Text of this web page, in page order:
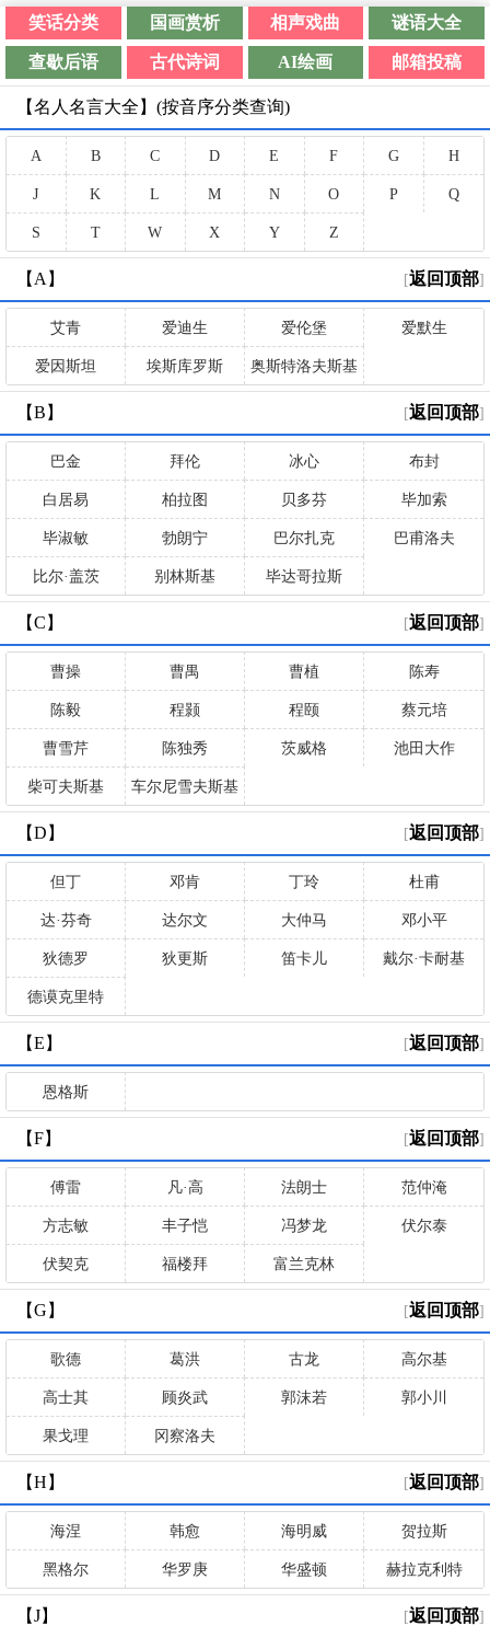
笑话分类 国画赏析 相声戏曲 谜语大全
查歇后语 古代诗词 AI绘画 邮箱投稿
【名人名言大全】(按音序分类查询)
A B C D E F G H
J K L M N O P Q
S T W X Y Z
【A】 [返回顶部]
艾青 爱迪生 爱伦堡 爱默生
爱因斯坦 埃斯库罗斯 奥斯特洛夫斯基
【B】 [返回顶部]
巴金 拜伦 冰心 布封
白居易 柏拉图 贝多芬 毕加索
毕淑敏 勃朗宁 巴尔扎克 巴甫洛夫
比尔·盖茨 别林斯基 毕达哥拉斯
【C】 [返回顶部]
曹操 曹禺 曹植 陈寿
陈毅 程颢 程颐 蔡元培
曹雪芹 陈独秀 茨威格 池田大作
柴可夫斯基 车尔尼雪夫斯基
【D】 [返回顶部]
但丁 邓肯 丁玲 杜甫
达·芬奇 达尔文 大仲马 邓小平
狄德罗 狄更斯 笛卡儿 戴尔·卡耐基
德谟克里特
【E】 [返回顶部]
恩格斯
【F】 [返回顶部]
傅雷 凡·高 法朗士 范仲淹
方志敏 丰子恺 冯梦龙 伏尔泰
伏契克 福楼拜 富兰克林
【G】 [返回顶部]
歌德 葛洪 古龙 高尔基
高士其 顾炎武 郭沫若 郭小川
果戈理 冈察洛夫
【H】 [返回顶部]
海涅 韩愈 海明威 贺拉斯
黑格尔 华罗庚 华盛顿 赫拉克利特
【J】 [返回顶部]